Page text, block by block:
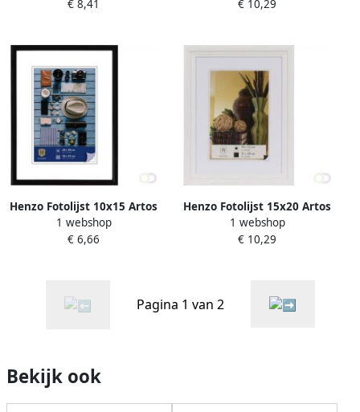
€ 8,41
€ 10,29
Henzo Fotolijst 10x15 Artos
beige
1 webshop
€ 6,66
Henzo Fotolijst 15x20 Artos
wit
1 webshop
€ 10,29
Pagina 1 van 2
Bekijk ook